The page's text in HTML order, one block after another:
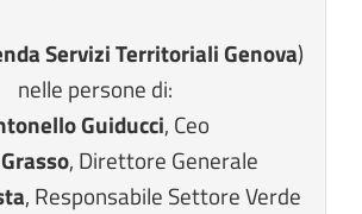
Servizi Territoriali Genova)
nelle persone di:
Guiducci, Ceo
, Direttore Generale
, Responsabile Settore Verde